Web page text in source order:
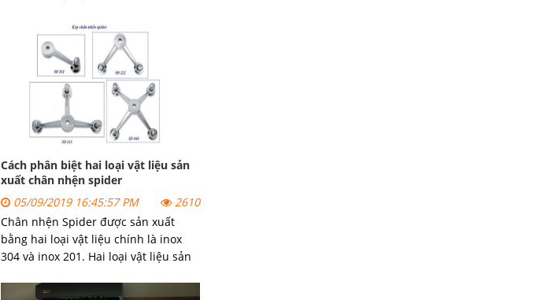
những hãng nào và có đặc điểm gì.
Sau đây Tín Thành xin giới thiệu với
các bạn một vài thông tin sau:
Cách phân biệt hai loại vật liệu sản
xuất chân nhện spider
05/09/2019 16:45:57 PM
2610
Chân nhện Spider được sản xuất
bằng hai loại vật liệu chính là inox
304 và inox 201. Hai loại vật liệu sản
số kỹ thuật khác nhau và có đặc điểm